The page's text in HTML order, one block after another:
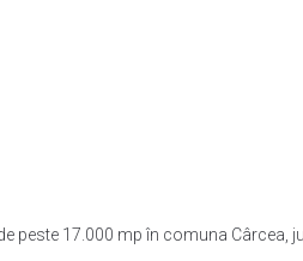
peste 17.000 mp în comuna